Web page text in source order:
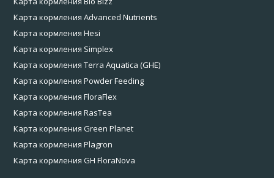
Карта кормления Advanced Nutrients
Карта кормления Hesi
Карта кормления Simplex
Карта кормления Terra Aquatica (GHE)
Карта кормления Powder Feeding
Карта кормления FloraFlex
Карта кормления RasTea
Карта кормления Green Planet
Карта кормления Plagron
Карта кормления GH FloraNova